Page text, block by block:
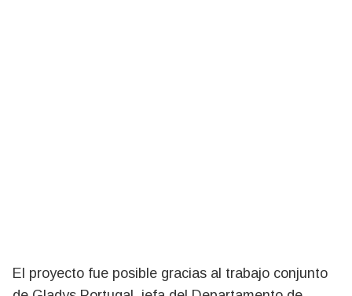
El proyecto fue posible gracias al trabajo conjunto